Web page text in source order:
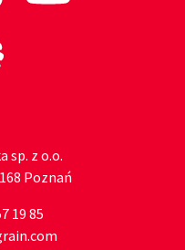
sp. z o.o.
Poznań
19 85